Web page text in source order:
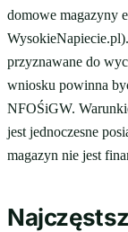
domowe magazyny
przyznawane do
wniosku powinna
NFOŚiGW.
jest jednoczesne
magazyn nie jest